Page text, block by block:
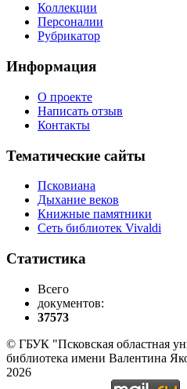
Коллекции
Персоналии
Рубрикатор
Информация
О проекте
Написать отзыв
Контакты
Тематические сайты
Псковиана
Дыхание веков
Книжные памятники
Сеть библиотек Vivaldi
Статистика
Всего
документов:
37573
© ГБУК "Псковская областная
библиотека имени Валентина
2026